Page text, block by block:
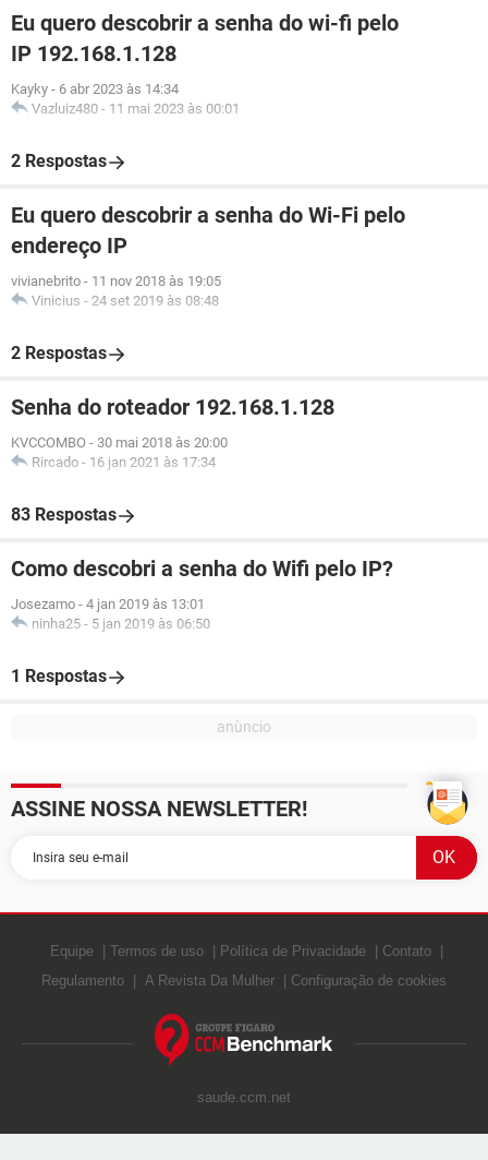
Eu quero descobrir a senha do wi-fi pelo
IP 192.168.1.128
Kayky - 6 abr 2023 às 14:34
Vazluiz480 - 11 mai 2023 às 00:01
2 Respostas
Eu quero descobrir a senha do Wi-Fi pelo
endereço IP
vivianebrito - 11 nov 2018 às 19:05
Vinicius - 24 set 2019 às 08:48
2 Respostas
Senha do roteador 192.168.1.128
KVCCOMBO - 30 mai 2018 às 20:00
Rircado - 16 jan 2021 às 17:34
83 Respostas
Como descobri a senha do Wifi pelo IP?
Josezamo - 4 jan 2019 às 13:01
ninha25 - 5 jan 2019 às 06:50
1 Respostas
ASSINE NOSSA NEWSLETTER!
Equipe Termos de uso Política de Privacidade
Contato
Regulamento
A Revista Da Mulher Configuração de cookies
saude.ccm.net